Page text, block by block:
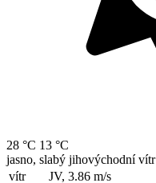
28 °C 13 °C
jasno, slabý jihovýchodní vítr
vítr
JV, 3.86 m/s